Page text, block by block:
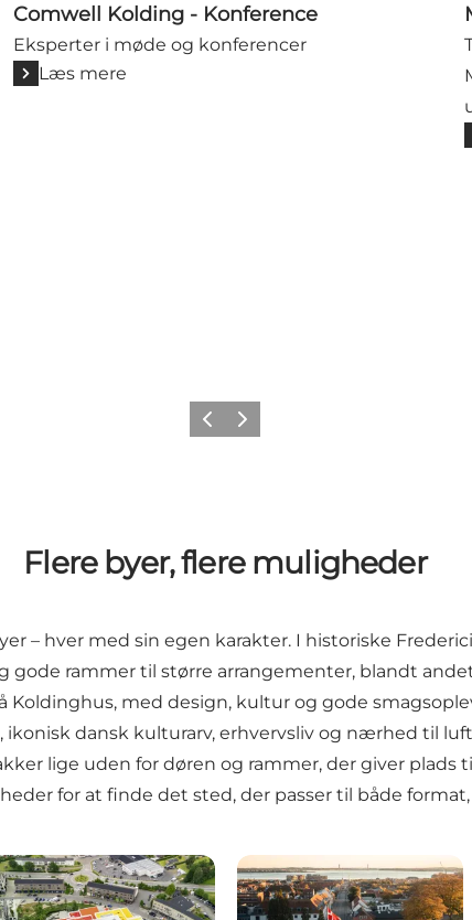
Comwell Kolding - Konference
Eksperter i møde og konferencer
Læs mere
Forrige billede
Næste billede
Flere byer, flere muligheder
– hver med sin egen karakter. I historiske
rammer til større arrangementer, blandt andet
med design, kultur og gode
dansk kulturarv, erhvervsliv og nærhed til
lige uden for døren og rammer, der giver plads
for at finde det sted, der passer til både